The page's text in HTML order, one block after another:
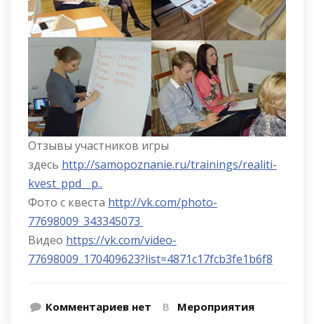
Отзывы участников игры
здесь http://samopoznanie.ru/trainings/realiti-
kvest_ppd__p..
Фото с квеста http://vk.com/photo-
77698009_343345073
Видео https://vk.com/video-
77698009_170409623?list=4871c17fcb3fe1b6f8
Комментариев нет В Мероприятия